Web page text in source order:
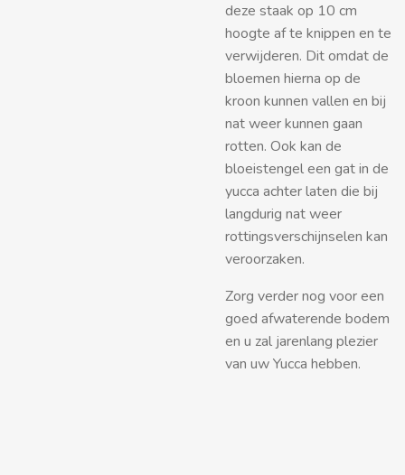
deze staak op 10 cm
hoogte af te knippen en te
verwijderen. Dit omdat de
bloemen hierna op de
kroon kunnen vallen en bij
nat weer kunnen gaan
rotten. Ook kan de
bloeistengel een gat in de
yucca achter laten die bij
langdurig nat weer
rottingsverschijnselen kan
veroorzaken.
Zorg verder nog voor een
goed afwaterende bodem
en u zal jarenlang plezier
van uw Yucca hebben.